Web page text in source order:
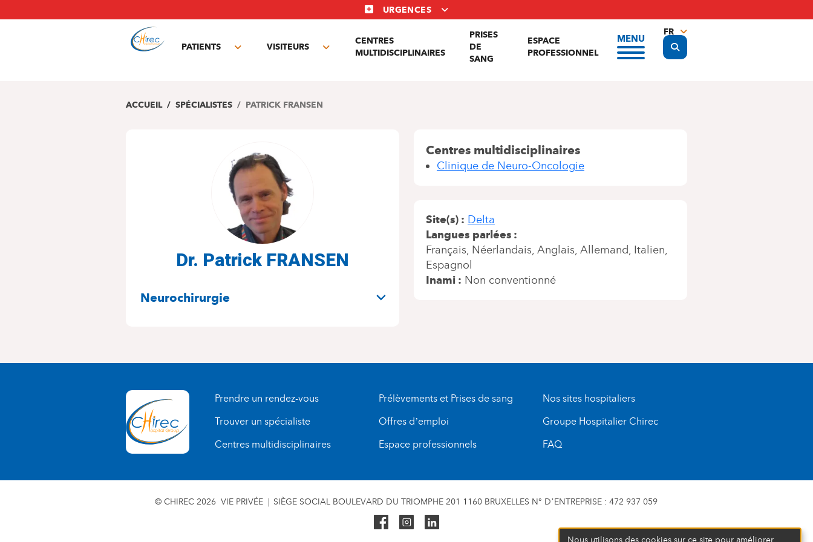
au
URGENCES
PATIENTS
Toggle
VISITEURS
Toggle
CENTRES
MULTIDISCIPLINAIRES
PRISES
DE
SANG
ESPACE
PROFESSIONNEL
MENU
Display the search form
FR
NL
EN
ACCUEIL SPÉCIALISTES PATRICK FRANSEN
Dr. Patrick FRANSEN
SPÉCIALITÉS
Neurochirurgie
Centres multidisciplinaires
Clinique de Neuro-Oncologie
Site(s)
Delta
Langues parlées
Français Néerlandais Anglais Allemand Italien
Espagnol
Inami
Non conventionné
Prendre un rendez-vous
Trouver un spécialiste
Centres multidisciplinaires
Prélèvements et Prises de sang
Offres d’emploi
Espace professionnels
Nos sites hospitaliers
Groupe Hospitalier Chirec
FAQ
© CHIREC 2026 VIE PRIVÉE SIÈGE SOCIAL BOULEVARD DU TRIOMPHE 201 1160 BRUXELLES N° D’ENTREPRISE : 472 937 059
Nous utilisons des cookies sur ce site pour améliorer